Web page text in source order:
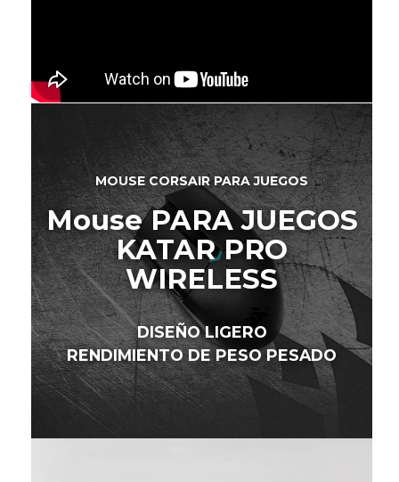
MOUSE CORSAIR PARA JUEGOS
Mouse PARA JUEGOS
KATAR PRO
WIRELESS
DISEÑO LIGERO
RENDIMIENTO DE PESO PESADO